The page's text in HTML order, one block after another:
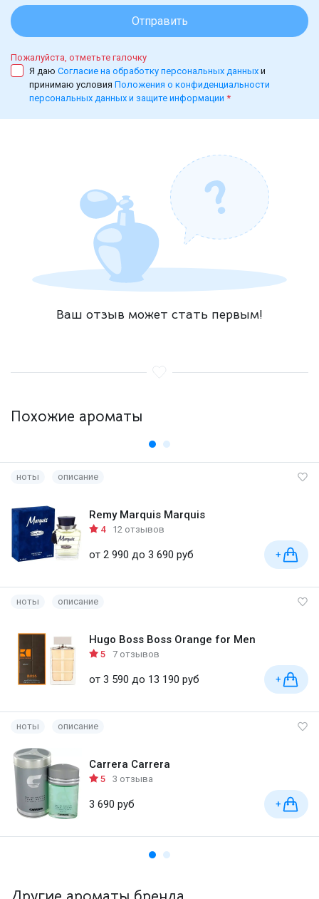
Отправить
Пожалуйста, отметьте галочку
Я даю Согласие на обработку персональных данных и
принимаю условия Положения о конфиденциальности
персональных данных и защите информации *
Ваш отзыв может стать первым!
Похожие ароматы
ноты описание
Remy Marquis Marquis
4 12 отзывов
от 2 990 до 3 690 руб +
ноты описание
Hugo Boss Boss Orange for Men
5 7 отзывов
от 3 590 до 13 190 руб +
ноты описание
Carrera Carrera
5 3 отзыва
3 690 руб +